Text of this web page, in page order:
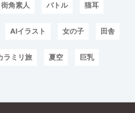
街角素人 バトル 猫耳
AIイラスト 女の子 田舎
ラミリ旅 夏空 巨乳